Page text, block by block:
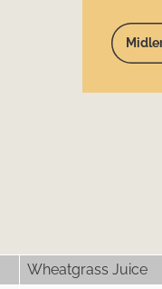
Wheatgrass Juice